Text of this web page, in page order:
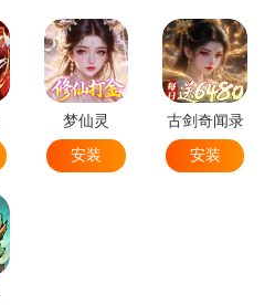
梦仙灵
安装
古剑奇闻录
安装